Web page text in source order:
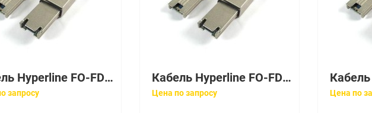
Кабель Hyperline FO-FD-IN/OUT-503-4-LSZH-BK
запросу
Кабель Hyperline FO-FD-IN/OUT-504-8-LSZH-BK
Цена по запросу Цена по